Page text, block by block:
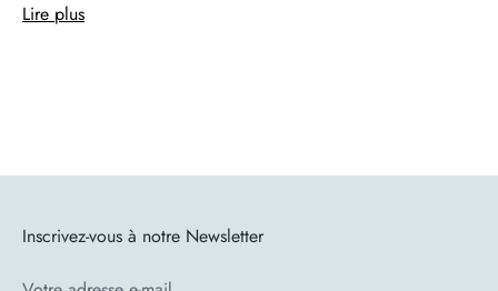
Caractéristiques
Coloris : Blanc, noir, gris
65 cm) / H 108 cm X L 55 cm X P 49 cm (H assise :
Lire plus
Inscrivez-vous à notre Newsletter